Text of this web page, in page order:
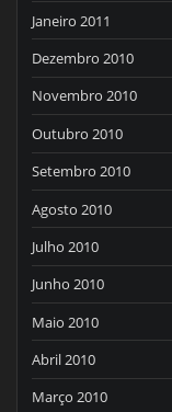
Janeiro 2011
Dezembro 2010
Novembro 2010
Outubro 2010
Setembro 2010
Agosto 2010
Julho 2010
Junho 2010
Maio 2010
Abril 2010
Março 2010